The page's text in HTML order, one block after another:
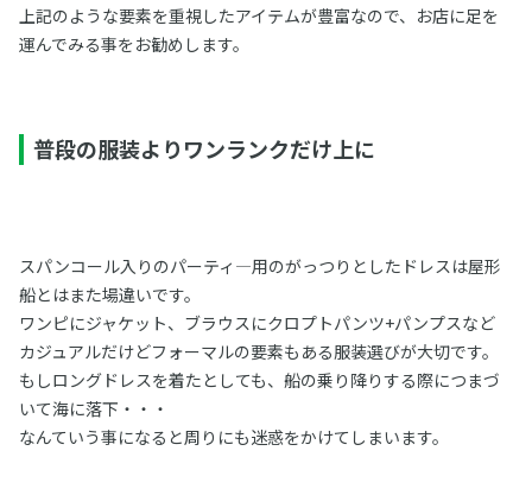
上記のような要素を重視したアイテムが豊富なので、お店に足を
運んでみる事をお勧めします。
普段の服装よりワンランクだけ上に
スパンコール入りのパーティ―用のがっつりとしたドレスは屋形
船とはまた場違いです。
ワンピにジャケット、ブラウスにクロプトパンツ+パンプスなど
カジュアルだけどフォーマルの要素もある服装選びが大切です。
もしロングドレスを着たとしても、船の乗り降りする際につまづ
いて海に落下・・・
なんていう事になると周りにも迷惑をかけてしまいます。